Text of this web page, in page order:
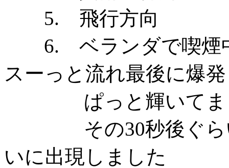
5. 飛行方
6. ベランダで喫煙中
スーっと流れ最後に爆
ぱっと輝いてま
その30秒後ぐらい
いに出現しました